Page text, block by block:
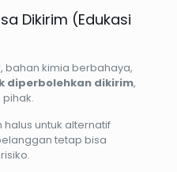
Dikirim (Edukasi
bahan kimia berbahaya,
diperbolehkan dikirim,
untuk alternatif
tetap bisa